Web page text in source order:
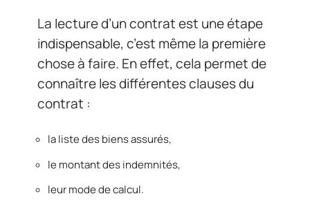
La lecture d’un contrat est une étape
indispensable, c’est même la première
chose à faire. En effet, cela permet de
connaître les différentes clauses du
contrat :
la liste des biens assurés,
le montant des indemnités,
leur mode de calcul.